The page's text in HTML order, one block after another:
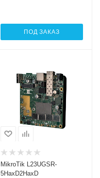
ПОД ЗАКАЗ
оптические
интерфейсы
1xGigabit Ethernet,
1хSFP
Wi-Fi интерфейсы
Два: 5 ГГц
802.11a/n/ac/ax
802.11b/g/n/ax
MIMO2x2
MikroTik L23UGSR-
5HaxD2HaxD